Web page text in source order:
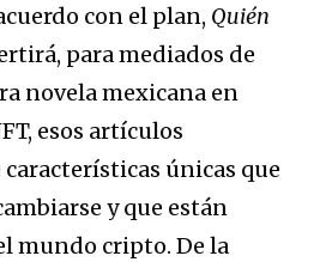
con el plan, Quién
para mediados de
novela mexicana en
esos artículos
únicas que
y que están
mundo cripto. De la